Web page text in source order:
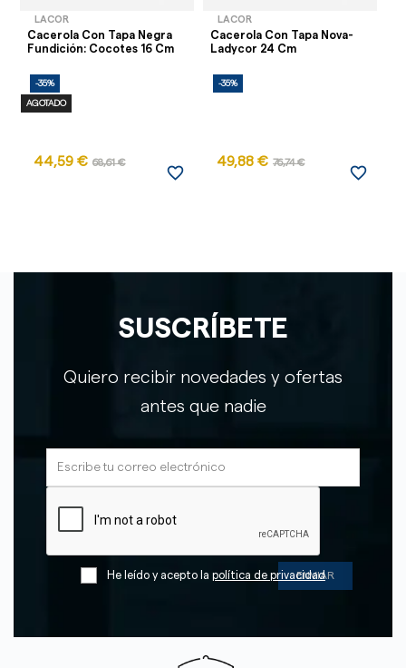
LACOR
Cacerola Con Tapa Negra
Fundición: Cocotes 16 Cm
-35%
AGOTADO
44,59 € 68,61 €
favorite_border
LACOR
Cacerola Con Tapa Nova-
Ladycor 24 Cm
-35%
49,88 € 76,74 €
favorite_border
SUSCRÍBETE
Quiero recibir novedades y ofertas
antes que nadie
He leído y acepto la política de privacidad